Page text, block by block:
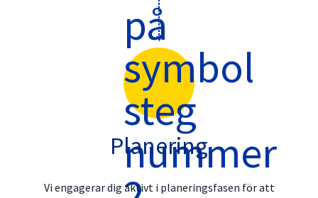
Planering
Vi engagerar dig aktivt i planeringsfasen för att